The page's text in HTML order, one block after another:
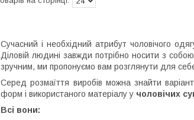
Сучасний і необхідний атрибут чоловічого
Діловій людині завжди потрібно носити з
зручним, ми пропонуємо вам розглянути для
Серед розмаїття виробів можна знайти варіант
форм і використаного матеріалу у чоловічих
Всі вони: